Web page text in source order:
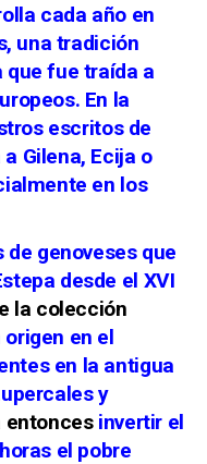
cada año en
una tradición
fue traída a
En la
escritos de
Gilena, Ecija o
en los
genoveses que
desde el XVI
la colección
origen en el
en la antigua
y
entonces invertir el
el pobre